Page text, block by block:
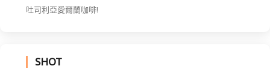
吐司利亞愛爾蘭咖啡!
SHOT